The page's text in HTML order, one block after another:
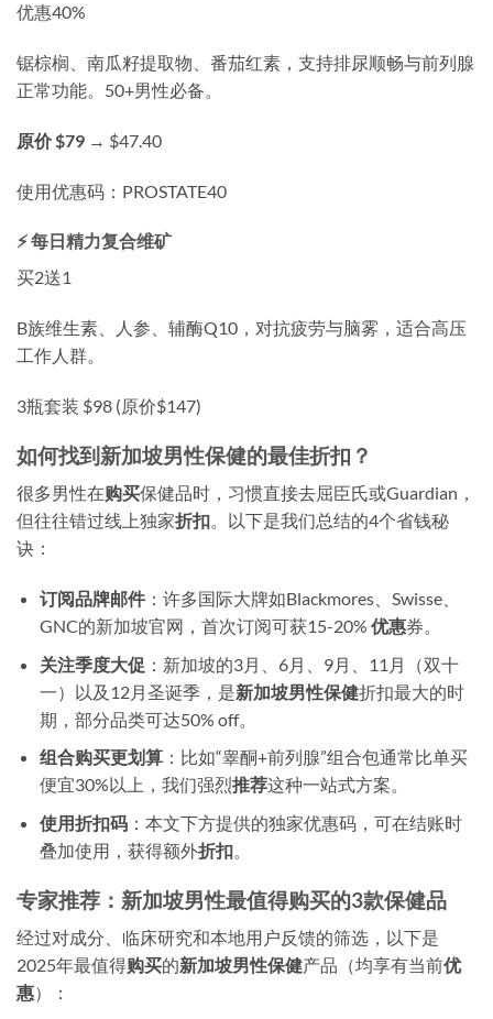
优惠40%
锯棕榈、南瓜籽提取物、番茄红素，支持排尿顺畅与前列腺
正常功能。50+男性必备。
原价 $79 → $47.40
使用优惠码： PROSTATE40
⚡ 每日精力复合维矿
买2送1
B族维生素、人参、辅酶Q10，对抗疲劳与脑雾，适合高压
工作人群。
3瓶套装 $98 (原价$147)
如何找到新加坡男性保健的最佳折扣？
很多男性在购买保健品时，习惯直接去屈臣氏或Guardian，
但往往错过线上独家折扣。以下是我们总结的4个省钱秘
诀：
订阅品牌邮件：许多国际大牌如Blackmores、Swisse、
GNC的新加坡官网，首次订阅可获15-20% 优惠券。
关注季度大促 ：新加坡的3月、6月、9月、11月（双十
一）以及12月圣诞季，是新加坡男性保健折扣最大的时
期，部分品类可达50% off。
组合购买更划算：比如“睾酮+前列腺”组合包通常比单买
便宜30%以上，我们强烈推荐这种一站式方案。
使用折扣码：本文下方提供的独家优惠码，可在结账时
叠加使用，获得额外折扣。
专家推荐：新加坡男性最值得购买的3款保健品
经过对成分、临床研究和本地用户反馈的筛选，以下是
2025年最值得购买的新加坡男性保健产品（均享有当前优
惠）：